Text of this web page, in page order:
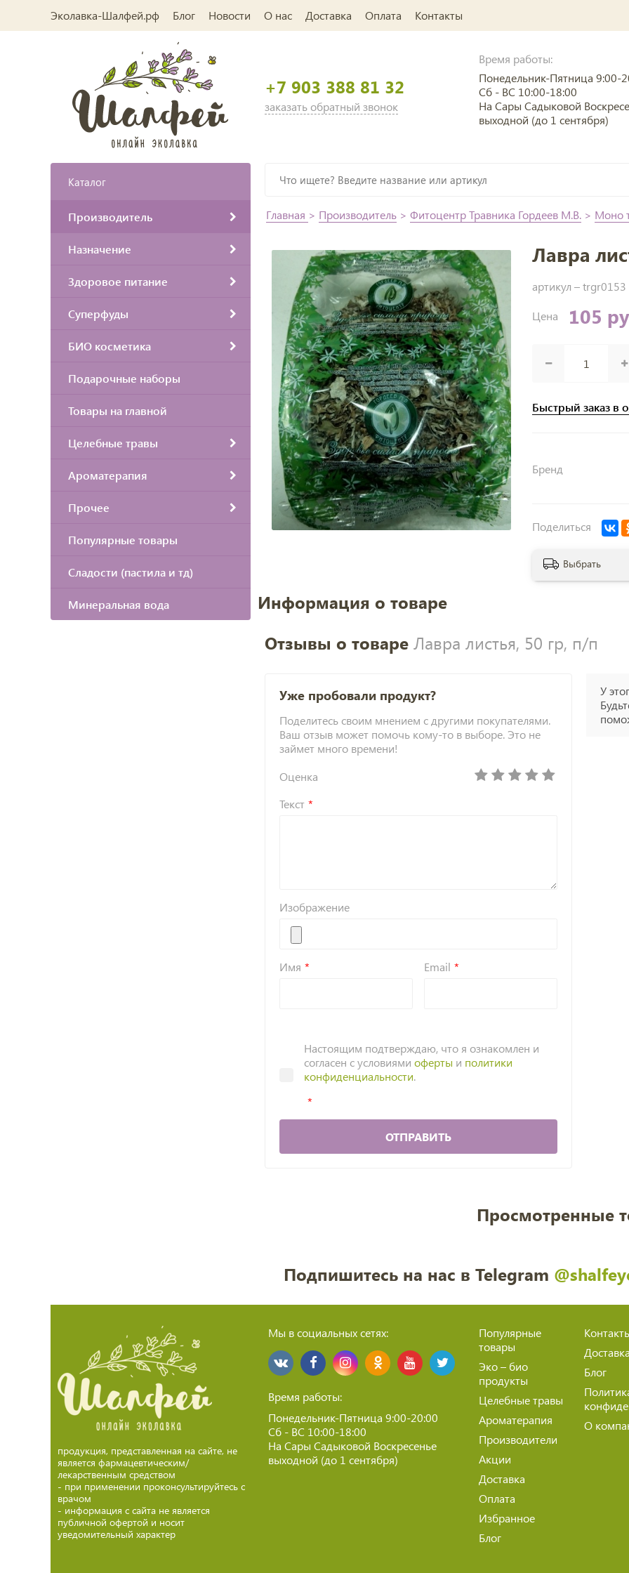
Эколавка-Шалфей.рф Блог Новости О нас Доставка Оплата Контакты
+7 903 388 81 32
заказать обратный звонок
Время работы:
Понедельник-Пятница 9:00-
Сб - ВС 10:00-18:00
На Сары Садыковой
выходной (до 1 сентября)
Каталог
Производитель
Назначение
Здоровое питание
Суперфуды
БИО косметика
Подарочные наборы
Товары на главной
Целебные травы
Ароматерапия
Прочее
Популярные товары
Сладости (пастила и тд)
Минеральная вода
Главная > Производитель > Фитоцентр Травника Гордеев М.В. > Моно
Лавра
артикул –trgr0153
Цена
105
Быстрый заказ в
Бренд
Поделиться
Выбрать
Информация о товаре
Отзывы о товаре Лавра листья, 50 гр, п/п
Уже пробовали продукт?
Поделитесь своим мнением с другими покупателями.
Ваш отзыв может помочь кому-то в выборе. Это не
займет много времени!
Оценка
Текст
Изображение
Имя Email
Настоящим подтверждаю, что я ознакомлен и
согласен с условиями оферты и политики
конфиденциальности.
ОТПРАВИТЬ
У
Просмотренные
Подпишитесь на нас в Telegram
продукция, представленная на сайте, не
является фармацевтическим/
лекарственным средством
- при применении проконсультируйтесь с
врачом
- информация с сайта не является
публичной офертой и носит
уведомительный характер
Мы в социальных сетях:
Время работы:
Понедельник-Пятница 9:00-20:00
Сб - ВС 10:00-18:00
На Сары Садыковой Воскресенье
выходной (до 1 сентября)
Популярные
товары
Эко – био
продукты
Целебные травы
Ароматерапия
Производители
Акции
Доставка
Оплата
Избранное
Блог
Доставка
Блог
О